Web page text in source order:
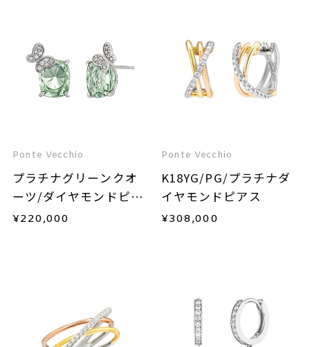
Ponte Vecchio
プラチナグリーンクオ
ーツ/ダイヤモンドピア
ス
¥220,000
Ponte Vecchio
K18YG/PG/プラチナダ
イヤモンドピアス
¥308,000